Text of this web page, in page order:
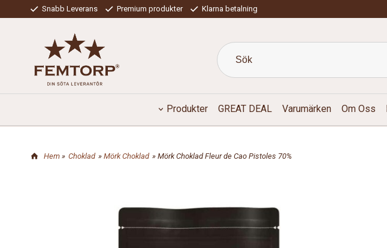
Snabb Leverans Premium produkter Klarna betalning
Produkter GREAT DEAL Varumärken Om Oss
Hem » Choklad » Mörk Choklad » Mörk Choklad Fleur de Cao Pistoles 70%